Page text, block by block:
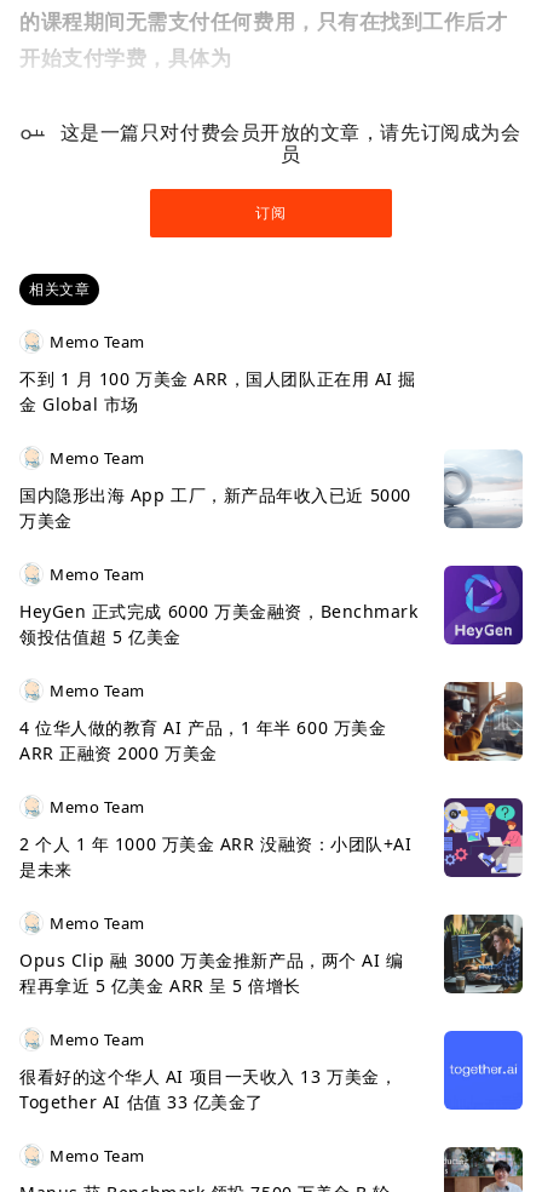
的课程期间无需支付任何费用，只有在找到工作后才
开始支付学费，具体为
这是一篇只对付费会员开放的文章，请先订阅成为会
员
订阅
相关文章
Memo Team
不到 1 月 100 万美金 ARR，国人团队正在用 AI 掘
金 Global 市场
Memo Team
国内隐形出海 App 工厂，新产品年收入已近 5000
万美金
Memo Team
HeyGen 正式完成 6000 万美金融资，Benchmark
领投估值超 5 亿美金
Memo Team
4 位华人做的教育 AI 产品，1 年半 600 万美金
ARR 正融资 2000 万美金
Memo Team
2 个人 1 年 1000 万美金 ARR 没融资：小团队+AI
是未来
Memo Team
Opus Clip 融 3000 万美金推新产品，两个 AI 编
程再拿近 5 亿美金 ARR 呈 5 倍增长
Memo Team
很看好的这个华人 AI 项目一天收入 13 万美金，
Together AI 估值 33 亿美金了
Memo Team